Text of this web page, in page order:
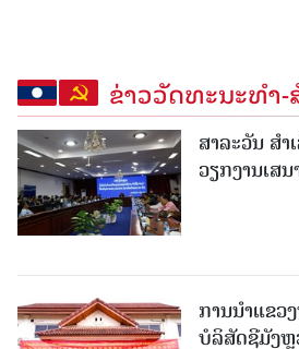
ຂ່າວວັດທະນະທຳ-
ສາລະວັນ ສໍ
ວຽກງານເສ
ການນຳແຂວ
ບໍ​ລິ​ສັດຊີມັງຫຼ